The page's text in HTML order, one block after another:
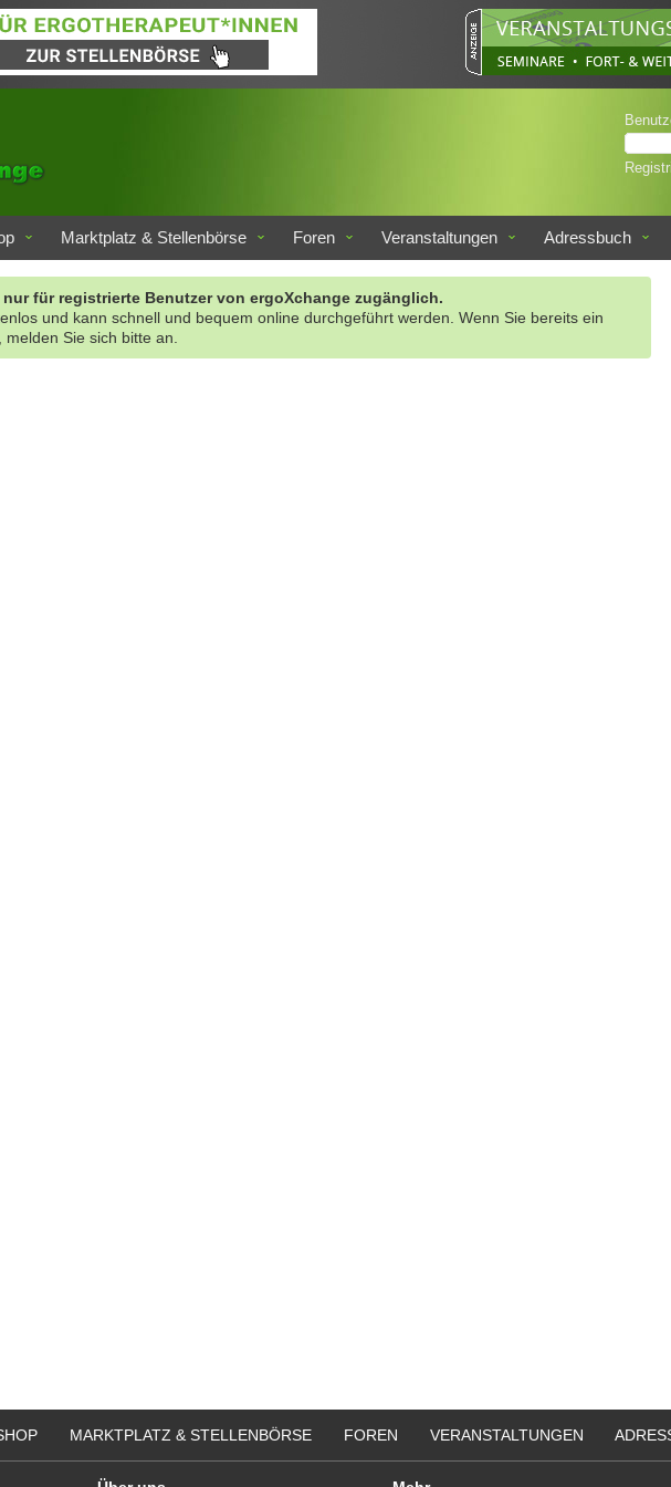
Marktplatz & Stellenbörse Foren Veranstaltungen Adressbuch
für registrierte Benutzer von ergoXchange zugänglich.
und kann schnell und bequem online durchgeführt werden. Wenn Sie bereits ein
Sie sich bitte an.
MARKTPLATZ & STELLENBÖRSE FOREN VERANSTALTUNGEN